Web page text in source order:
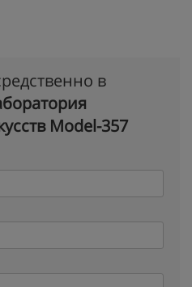
в
Model-357